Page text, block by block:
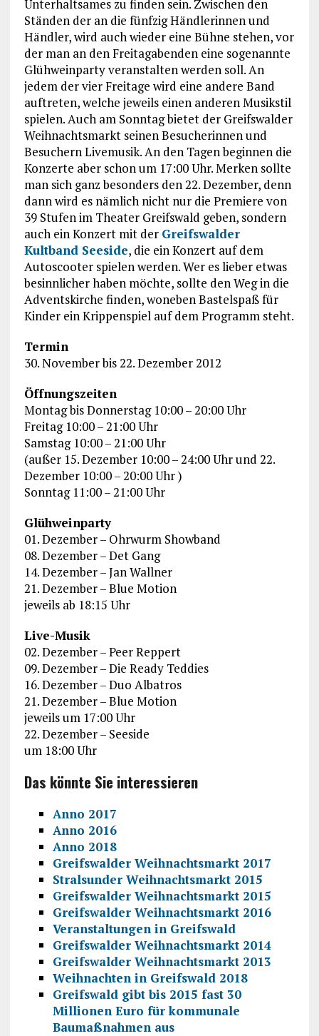
Unterhaltsames zu finden sein. Zwischen den
Ständen der an die fünfzig Händlerinnen und
Händler, wird auch wieder eine Bühne stehen, vor
der man an den Freitagabenden eine sogenannte
Glühweinparty veranstalten werden soll. An
jedem der vier Freitage wird eine andere Band
auftreten, welche jeweils einen anderen Musikstil
spielen. Auch am Sonntag bietet der Greifswalder
Weihnachtsmarkt seinen Besucherinnen und
Besuchern Livemusik. An den Tagen beginnen die
Konzerte aber schon um 17:00 Uhr. Merken sollte
man sich ganz besonders den 22. Dezember, denn
dann wird es nämlich nicht nur die Premiere von
39 Stufen im Theater Greifswald geben, sondern
auch ein Konzert mit der Greifswalder
Kultband Seeside, die ein Konzert auf dem
Autoscooter spielen werden. Wer es lieber etwas
besinnlicher haben möchte, sollte den Weg in die
Adventskirche finden, woneben Bastelspaß für
Kinder ein Krippenspiel auf dem Programm steht.
Termin
30. November bis 22. Dezember 2012
Öffnungszeiten
Montag bis Donnerstag 10:00 – 20:00 Uhr
Freitag 10:00 – 21:00 Uhr
Samstag 10:00 – 21:00 Uhr
(außer 15. Dezember 10:00 – 24:00 Uhr und 22.
Dezember 10:00 – 20:00 Uhr )
Sonntag 11:00 – 21:00 Uhr
Glühweinparty
01. Dezember – Ohrwurm Showband
08. Dezember – Det Gang
14. Dezember – Jan Wallner
21. Dezember – Blue Motion
jeweils ab 18:15 Uhr
Live-Musik
02. Dezember – Peer Reppert
09. Dezember – Die Ready Teddies
16. Dezember – Duo Albatros
21. Dezember – Blue Motion
jeweils um 17:00 Uhr
22. Dezember – Seeside
um 18:00 Uhr
Das könnte Sie interessieren
Anno 2017
Anno 2016
Anno 2018
Greifswalder Weihnachtsmarkt 2017
Stralsunder Weihnachtsmarkt 2015
Greifswalder Weihnachtsmarkt 2015
Greifswalder Weihnachtsmarkt 2016
Veranstaltungen in Greifswald
Greifswalder Weihnachtsmarkt 2014
Greifswalder Weihnachtsmarkt 2013
Weihnachten in Greifswald 2018
Greifswald gibt bis 2015 fast 30
Millionen Euro für kommunale
Baumaßnahmen aus